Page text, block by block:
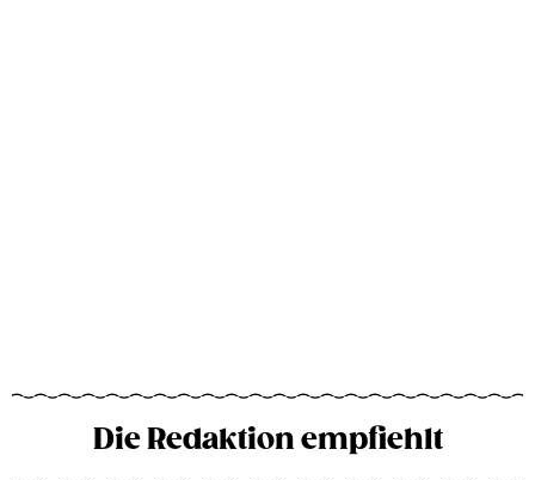
Die Redaktion empfiehlt